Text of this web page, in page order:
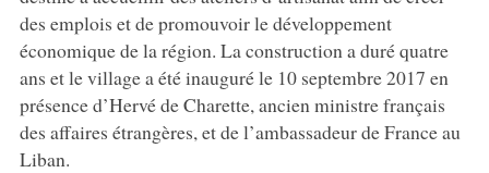
des emplois et de promouvoir le développement
économique de la région. La construction a duré quatre
ans et le village a été inauguré le 10 septembre 2017 en
présence d’Hervé de Charette, ancien ministre français
des affaires étrangères, et de l’ambassadeur de France au
Liban.